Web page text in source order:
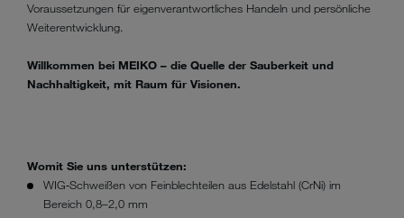
Voraussetzungen für eigenverantwortliches Handeln und persönliche
Weiterentwicklung.
Willkommen bei MEIKO – die Quelle der Sauberkeit und
Nachhaltigkeit, mit Raum für Visionen.
Womit Sie uns unterstützen:
WIG‑Schweißen von Feinblechteilen aus Edelstahl (CrNi) im
Bereich 0,8–2,0 mm